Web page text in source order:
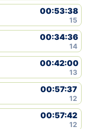
00:53:38
15
00:34:36
14
00:42:00
13
00:57:37
12
00:57:42
12